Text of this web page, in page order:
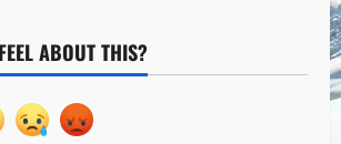
ABOUT THIS?